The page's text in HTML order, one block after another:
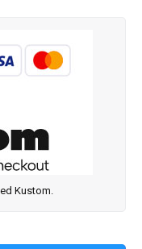
Kustom.